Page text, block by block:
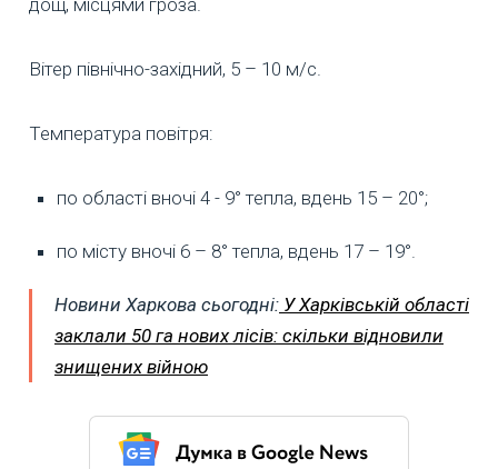
Вітер північно-західний, 5 – 10 м/с.
Температура повітря:
по області вночі 4 - 9° тепла, вдень 15 – 20°;
по місту вночі 6 – 8° тепла, вдень 17 – 19°.
Новини Харкова сьогодні: У Харківській області
заклали 50 га нових лісів: скільки відновили
знищених війною